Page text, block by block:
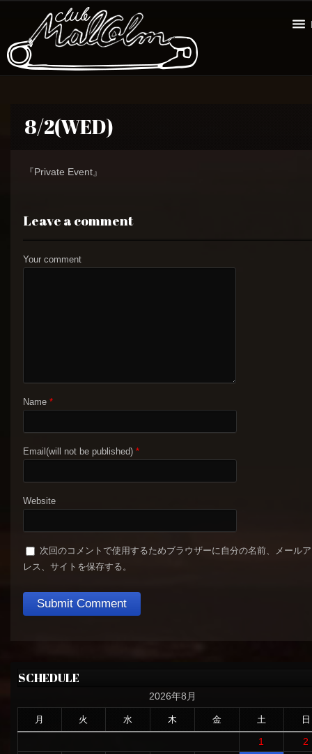
8/2(WED)
『Private Event』
Leave a comment
Your comment
Name *
Email(will not be published) *
Website
次回のコメントで使用するためブラウザーに自分の名前、メール
レス、サイトを保存する。
SCHEDULE
2026年8月
月 火 水 木 金 土 日
1
2